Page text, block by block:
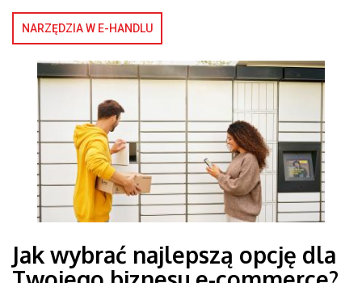
NARZĘDZIA W E-HANDLU
Jak wybrać najlepszą opcję dla